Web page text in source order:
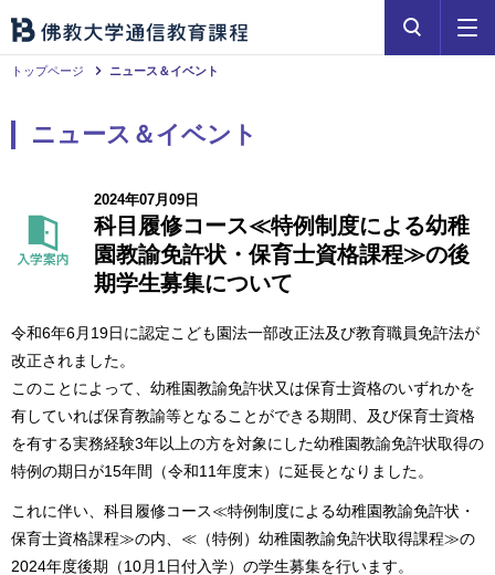
トップページ ニュース＆イベント
ニュース＆イベント
2024年07月09日
科目履修コース≪特例制度による幼稚
園教諭免許状・保育士資格課程≫の後
期学生募集について
令和6年6月19日に認定こども園法一部改正法及び教育職員免許法が
改正されました。
このことによって、幼稚園教諭免許状又は保育士資格のいずれかを
有していれば保育教諭等となることができる期間、及び保育士資格
を有する実務経験3年以上の方を対象にした幼稚園教諭免許状取得の
特例の期日が15年間（令和11年度末）に延長となりました。
これに伴い、科目履修コース≪特例制度による幼稚園教諭免許状・
保育士資格課程≫の内、≪（特例）幼稚園教諭免許状取得課程≫の
2024年度後期（10月1日付入学）の学生募集を行います。